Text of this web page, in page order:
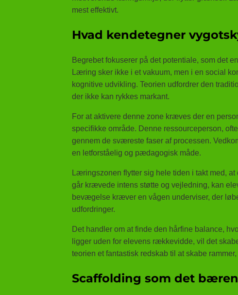
mest effektivt.
Hvad kendetegner
Begrebet fokuserer på det potentiale, som det
Læring sker ikke i et vakuum, men i en social
kognitive udvikling. Teorien udfordrer den
der ikke kan rykkes markant.
For at aktivere denne zone kræves der en
specifikke område. Denne ressourceperson,
gennem de sværeste faser af processen.
en letforståelig og pædagogisk måde.
Læringszonen flytter sig hele tiden i takt med,
går krævede intens støtte og vejledning, kan
bevægelse kræver en vågen underviser, der
udfordringer.
Det handler om at finde den hårfine balance,
ligger uden for elevens rækkevidde, vil det
teorien et fantastisk redskab til at skabe
Scaffolding som det